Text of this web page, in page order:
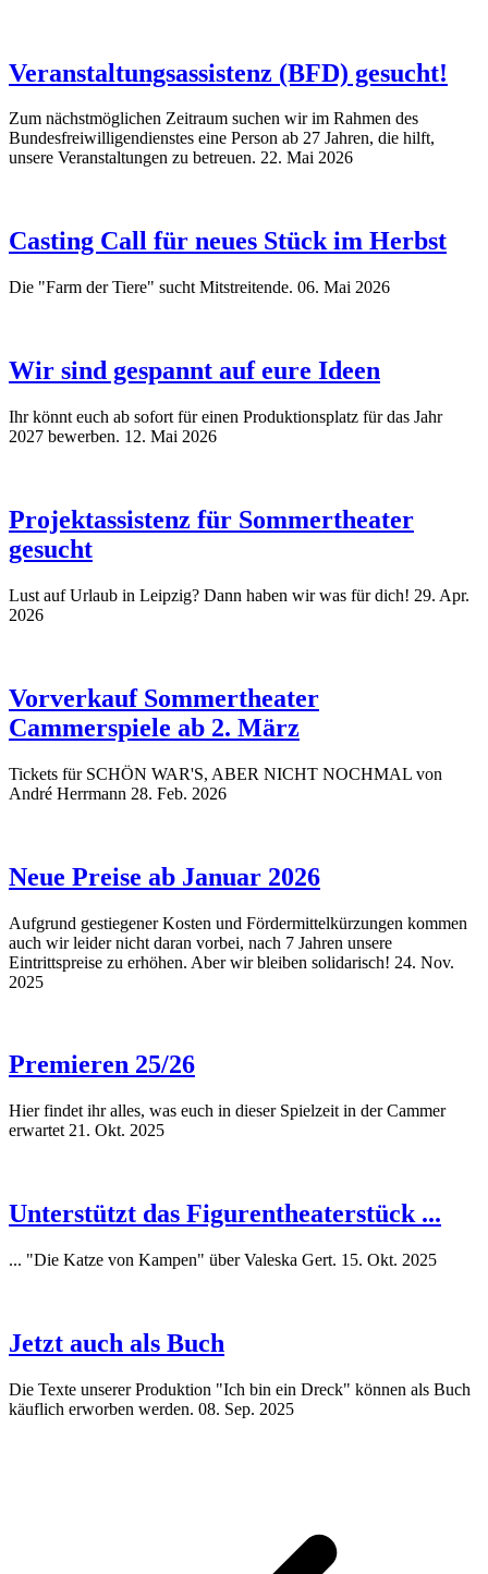
Veranstaltungsassistenz (BFD) gesucht!
Zum nächstmöglichen Zeitraum suchen wir im Rahmen des
Bundesfreiwilligendienstes eine Person ab 27 Jahren, die hilft,
unsere Veranstaltungen zu betreuen. 22. Mai 2026
Casting Call für neues Stück im Herbst
Die "Farm der Tiere" sucht Mitstreitende. 06. Mai 2026
Wir sind gespannt auf eure Ideen
Ihr könnt euch ab sofort für einen Produktionsplatz für das Jahr
2027 bewerben. 12. Mai 2026
Projektassistenz für Sommertheater
gesucht
Lust auf Urlaub in Leipzig? Dann haben wir was für dich! 29. Apr.
2026
Vorverkauf Sommertheater
Cammerspiele ab 2. März
Tickets für SCHÖN WAR'S, ABER NICHT NOCHMAL von
André Herrmann 28. Feb. 2026
Neue Preise ab Januar 2026
Aufgrund gestiegener Kosten und Fördermittelkürzungen kommen
auch wir leider nicht daran vorbei, nach 7 Jahren unsere
Eintrittspreise zu erhöhen. Aber wir bleiben solidarisch! 24. Nov.
2025
Premieren 25/26
Hier findet ihr alles, was euch in dieser Spielzeit in der Cammer
erwartet 21. Okt. 2025
Unterstützt das Figurentheaterstück ...
... "Die Katze von Kampen" über Valeska Gert. 15. Okt. 2025
Jetzt auch als Buch
Die Texte unserer Produktion "Ich bin ein Dreck" können als Buch
käuflich erworben werden. 08. Sep. 2025